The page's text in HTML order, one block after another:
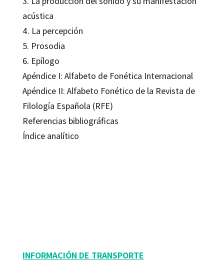
acústica
4. La percepción
5. Prosodia
6. Epílogo
Apéndice I: Alfabeto de Fonética Internacional
Apéndice II: Alfabeto Fonético de la Revista de
Filología Española (RFE)
Referencias bibliográficas
Índice analítico
INFORMACIÓN DE TRANSPORTE